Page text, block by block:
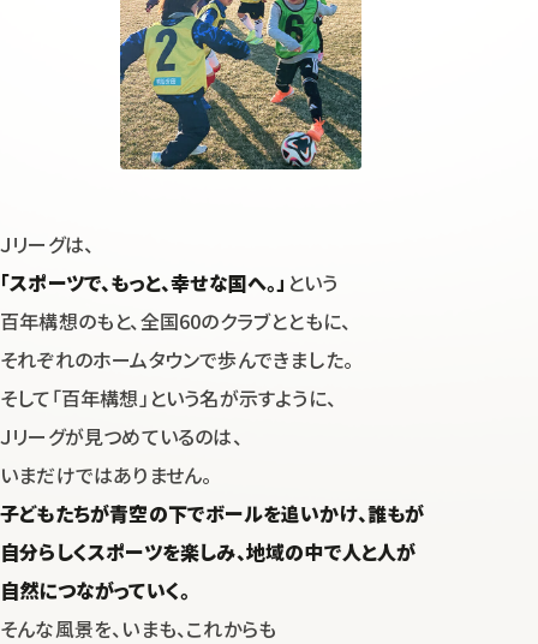
Ｊリーグは、
「スポーツで、もっと、幸せな国へ。」 という
百年構想のもと、全国60のクラブとともに、
それぞれのホームタウンで歩んできました。
そして「百年構想」という名が示すように、
Ｊリーグが見つめているのは、
いまだけではありません。
子どもたちが青空の下でボールを追いかけ、誰もが
自分らしくスポーツを楽しみ、地域の中で人と人が
自然につながっていく。
そんな風景を、いまも、これからも